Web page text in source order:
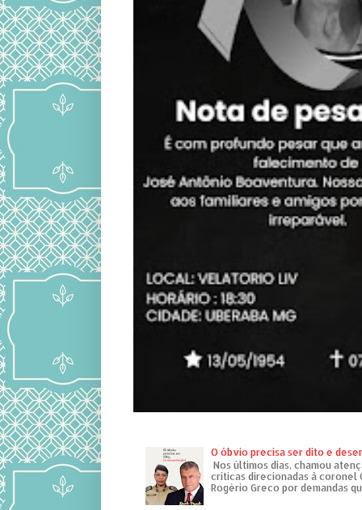
O óbvio precisa ser dito e
Nos últimos dias, chamou
críticas direcionadas à coronel
Rogério Greco por demandas